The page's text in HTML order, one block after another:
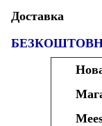
Доставка
БЕЗКОШТОВНО
Meest